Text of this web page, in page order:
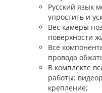
Русский язык
упростить и
Вес камеры
поверхности
Все
провода
В комплекте
работы:
крепление;